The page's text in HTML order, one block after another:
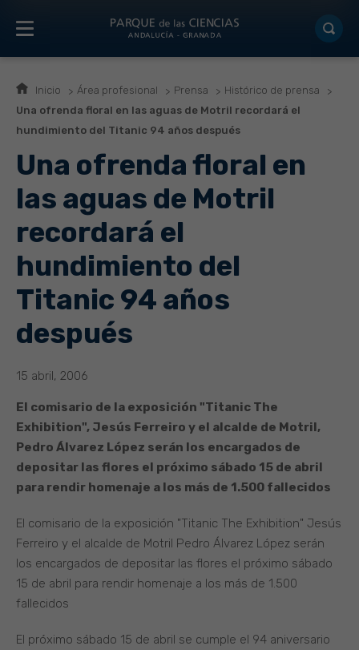
Inicio Área profesional Prensa
Histórico de prensa
Una ofrenda floral en las aguas de Motril recordará el
hundimiento del Titanic 94 años después
Una ofrenda floral en
las aguas de Motril
recordará el
hundimiento del
Titanic 94 años
después
15 abril, 2006
El comisario de la exposición "Titanic The
Exhibition", Jesús Ferreiro y el alcalde de Motril,
Pedro Álvarez López serán los encargados de
depositar las flores el próximo sábado 15 de abril
para rendir homenaje a los más de 1.500 fallecidos
El comisario de la exposición "Titanic The Exhibition" Jesús
Ferreiro y el alcalde de Motril Pedro Álvarez López serán
los encargados de depositar las flores el próximo sábado
15 de abril para rendir homenaje a los más de 1.500
fallecidos
El próximo sábado 15 de abril se cumple el 94 aniversario